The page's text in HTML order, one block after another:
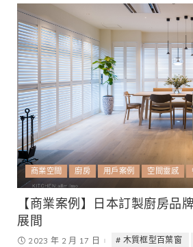
商業空間 廚房 用戶案例 空間靈感
【商業案例】日本訂製廚房
展間
2023 年 2 月 17 日 木質框型百葉窗